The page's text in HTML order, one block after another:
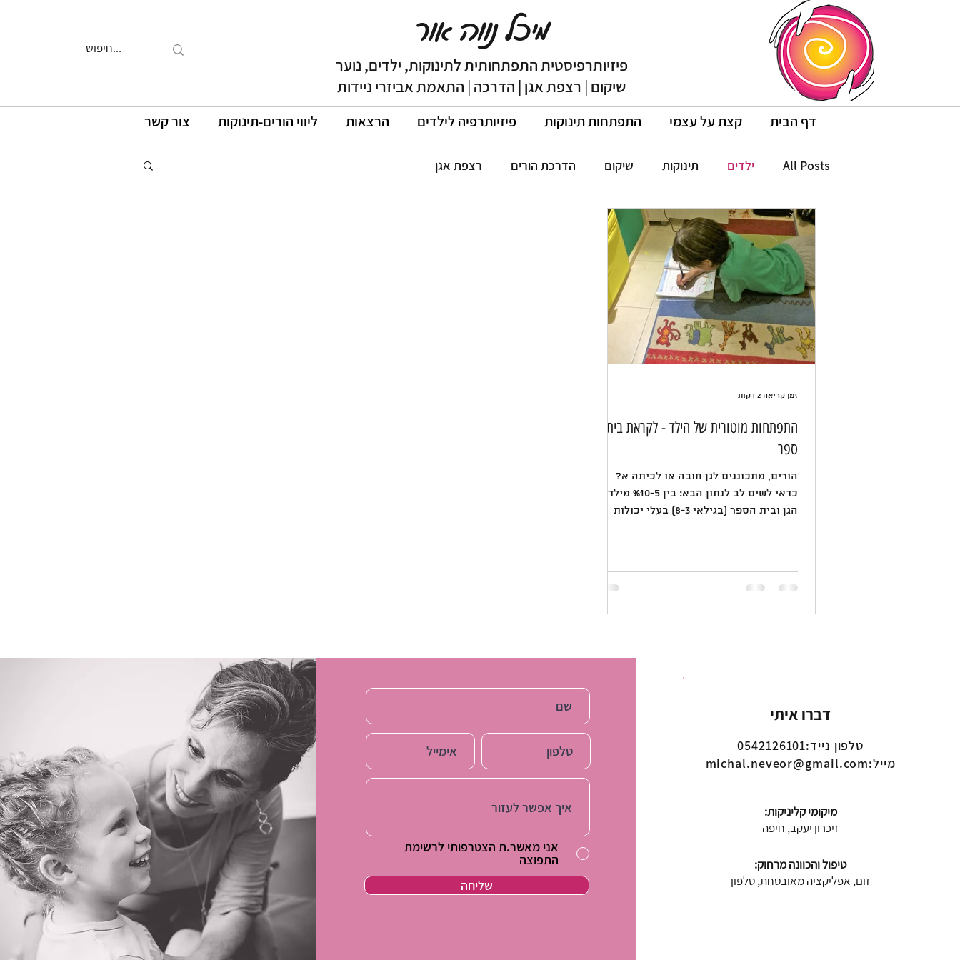
פיזיותרפיסטית התפתחותית לתינוקות, ילדים, נוער
שיקום | רצפת אגן | הדרכה | התאמת אביזרי ניידות
מיכל נווה אור
דף הבית קצת על עצמי התפתחות תינוקות פיזיותרפיה לילדים הרצאות ליווי הורים-תינוקות צור קשר
All Posts ילדים תינוקות שיקום הדרכת הורים רצפת אגן
התפתחות מוטורית של הילד - לקראת בית
ספר
הורים, מתכוננים לגן חובה או לכיתה א?
כדאי לשים לב לנתון הבא: בין %10-5 מילדי
הגן ובית הספר (בגילאי 8-3) בעלי יכולות
זמן קריאה 2 דקות
אני מאשר.ת הצטרפותי לרשימת
התפוצה
שליחה
דברו איתי
טלפון נייד:0542126101
מייל:
michal.neveor@gmail.com
:מיקומי קליניקות
זיכרון יעקב, חיפה
:טיפול והכוונה מרחוק
זום, אפליקציה מאובטחת, טלפון